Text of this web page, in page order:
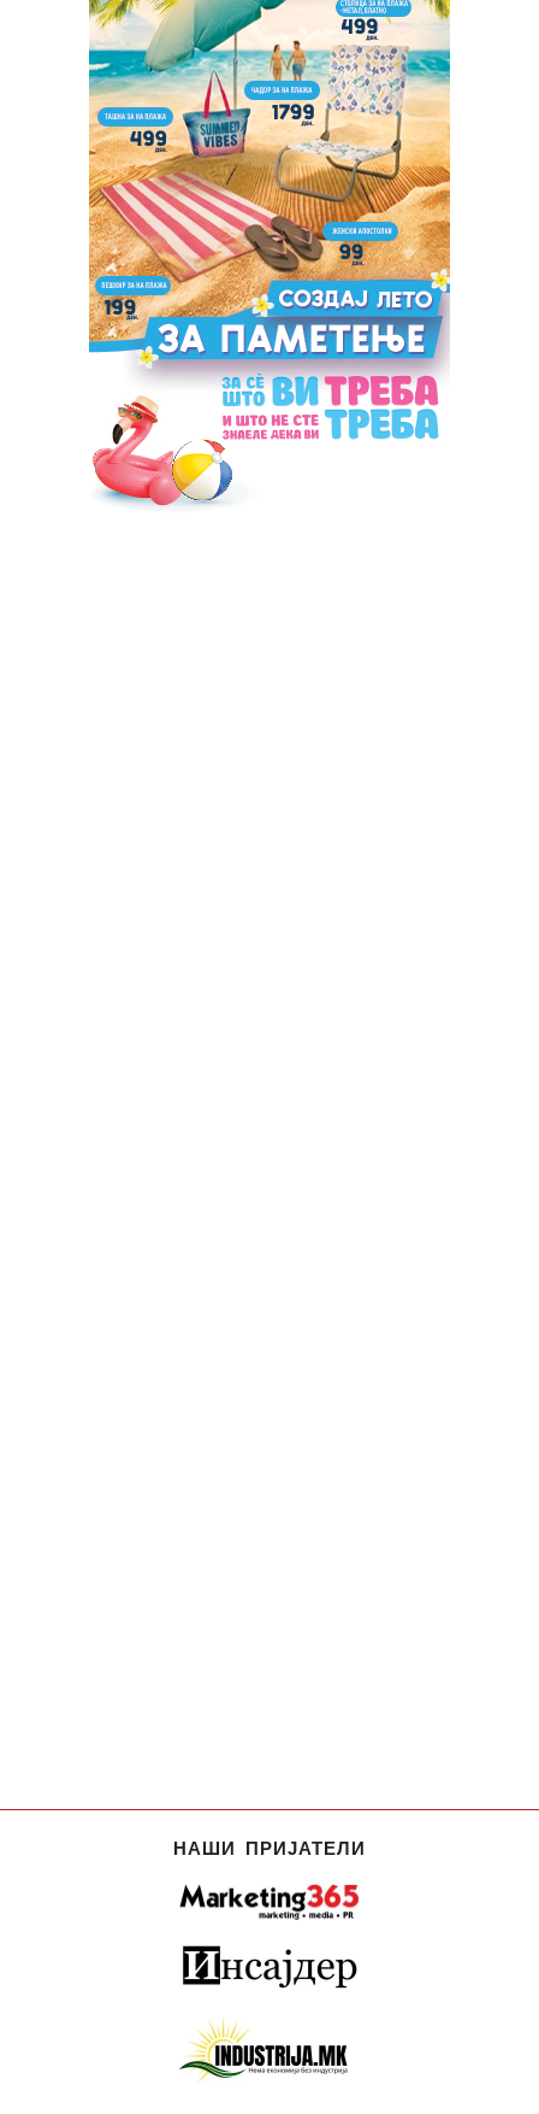
НАШИ ПРИЈАТЕЛИ